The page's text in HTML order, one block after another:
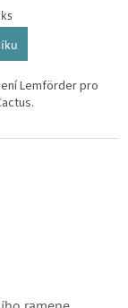
Lemförder pro